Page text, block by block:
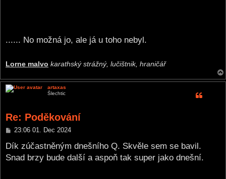
...... No možná jo, ale já u toho nebyl.
Lorne malvo karathský strážný, lučištnik, hraničář
artaxas
Šlechtic
Re: Poděkování
P
s
23:06 01. Dec 2024
Dík zúčastněným dnešního Q. Skvěle sem se bavil.
Snad brzy bude další a aspoň tak super jako dnešní.